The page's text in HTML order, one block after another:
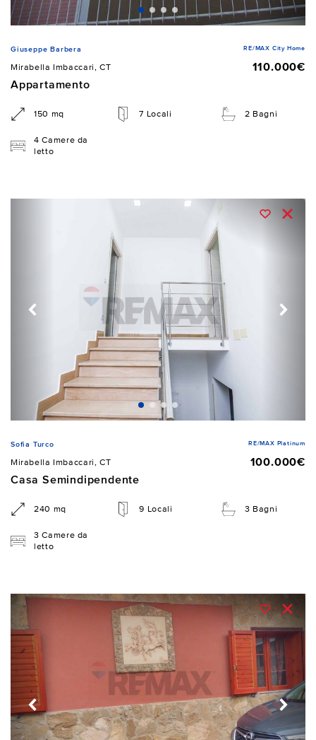
Giuseppe Barbera RE/MAX City Home
Mirabella Imbaccari, CT
110.000€
Appartamento
150 mq 7 Locali 2 Bagni
4 Camere da
letto
Sofia Turco RE/MAX Platinum
Mirabella Imbaccari, CT
100.000€
Casa Semindipendente
240 mq 9 Locali 3 Bagni
3 Camere da
letto